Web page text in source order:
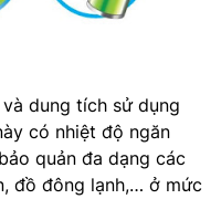
dung tích sử dụng
có nhiệt độ ngăn
quản đa dạng các
đồ đông lạnh,… ở mức